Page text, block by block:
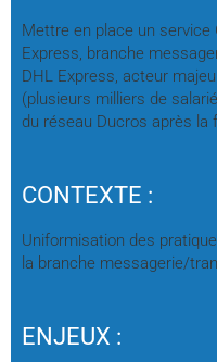
Mettre en place un service
Express, branche
DHL Express, acteur
(plusieurs milliers de
du réseau Ducros après la
CONTEXTE :
Uniformisation des
la branche messagerie/
ENJEUX :